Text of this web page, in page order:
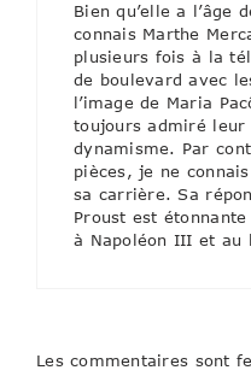
Bien qu’elle a l’âge
connais Marthe
plusieurs fois à la
de boulevard avec
l’image de Maria
toujours admiré
dynamisme. Par
pièces, je ne
sa carrière. Sa
Proust est
à Napoléon III et au
Les commentaires sont